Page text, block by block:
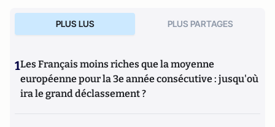
PLUS LUS PLUS PARTAGES
1Les Français moins riches que la moyenne
européenne pour la 3e année consécutive : jusqu'où
ira le grand déclassement ?